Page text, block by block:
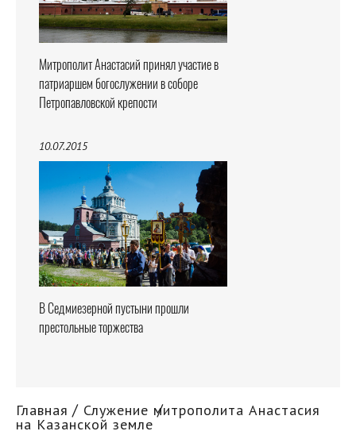
Митрополит Анастасий принял участие в
патриаршем богослужении в соборе
Петропавловской крепости
10.07.2015
В Седмиезерной пустыни прошли
престольные торжества
Главная Служение митрополита Анастасия
на Казанской земле